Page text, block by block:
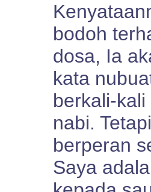
bodoh
dosa, Ia
kata
berkali-
nabi.
berperan
Saya